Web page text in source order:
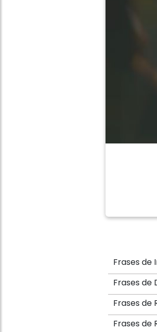
Frases de
Frases de
Frases de
Frases de